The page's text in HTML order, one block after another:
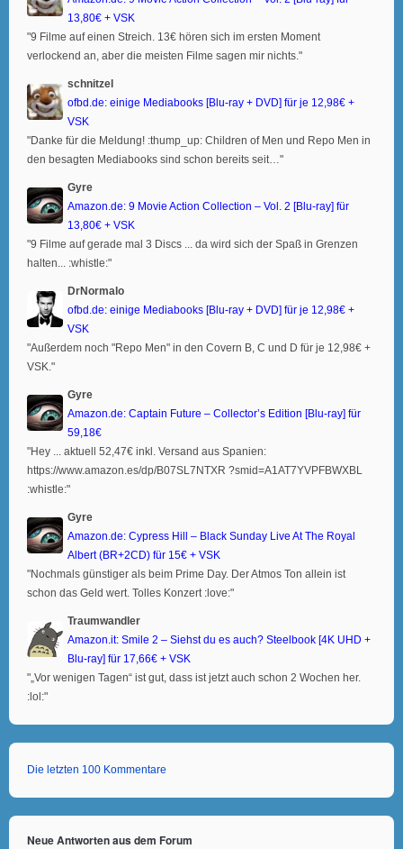
13,80€ + VSK
"9 Filme auf einen Streich. 13€ hören sich im ersten Moment
verlockend an, aber die meisten Filme sagen mir nichts."
schnitzel
ofbd.de: einige Mediabooks [Blu-ray + DVD] für je 12,98€ +
VSK
"Danke für die Meldung! :thump_up: Children of Men und Repo Men in
den besagten Mediabooks sind schon bereits seit…"
Gyre
Amazon.de: 9 Movie Action Collection – Vol. 2 [Blu-ray] für
13,80€ + VSK
"9 Filme auf gerade mal 3 Discs ... da wird sich der Spaß in Grenzen
halten... :whistle:"
DrNormalo
ofbd.de: einige Mediabooks [Blu-ray + DVD] für je 12,98€ +
VSK
"Außerdem noch "Repo Men" in den Covern B, C und D für je 12,98€ +
VSK."
Gyre
Amazon.de: Captain Future – Collector’s Edition [Blu-ray] für
59,18€
"Hey ... aktuell 52,47€ inkl. Versand aus Spanien:
https://www.amazon.es/dp/B07SL7NTXR ?smid=A1AT7YVPFBWXBL
:whistle:"
Gyre
Amazon.de: Cypress Hill – Black Sunday Live At The Royal
Albert (BR+2CD) für 15€ + VSK
"Nochmals günstiger als beim Prime Day. Der Atmos Ton allein ist
schon das Geld wert. Tolles Konzert :love:"
Traumwandler
Amazon.it: Smile 2 – Siehst du es auch? Steelbook [4K UHD +
Blu-ray] für 17,66€ + VSK
"„Vor wenigen Tagen“ ist gut, dass ist jetzt auch schon 2 Wochen her.
:lol:"
Die letzten 100 Kommentare
Neue Antworten aus dem Forum